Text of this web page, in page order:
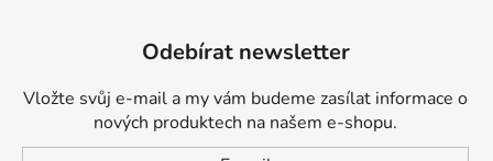
Odebírat newsletter
Vložte svůj e-mail a my vám budeme zasílat informace o
nových produktech na našem e-shopu.